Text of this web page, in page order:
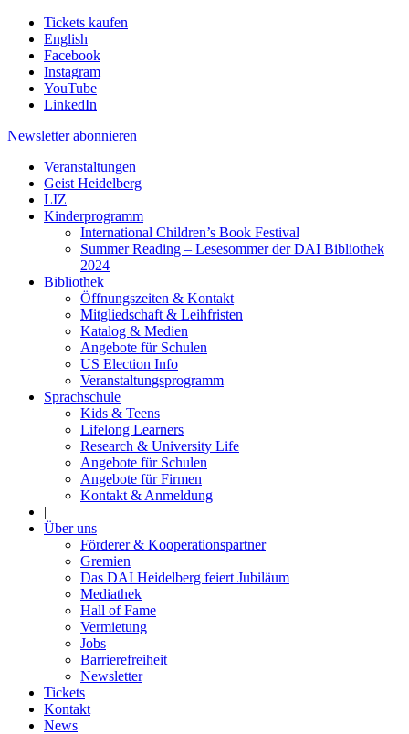
Tickets kaufen
English
Facebook
Instagram
YouTube
LinkedIn
Newsletter abonnieren
Veranstaltungen
Geist Heidelberg
LIZ
Kinderprogramm
International Children’s Book Festival
Summer Reading – Lesesommer der DAI Bibliothek
2024
Bibliothek
Öffnungszeiten & Kontakt
Mitgliedschaft & Leihfristen
Katalog & Medien
Angebote für Schulen
US Election Info
Veranstaltungsprogramm
Sprachschule
Kids & Teens
Lifelong Learners
Research & University Life
Angebote für Schulen
Angebote für Firmen
Kontakt & Anmeldung
|
Über uns
Förderer & Kooperationspartner
Gremien
Das DAI Heidelberg feiert Jubiläum
Mediathek
Hall of Fame
Vermietung
Jobs
Barrierefreiheit
Newsletter
Tickets
Kontakt
News